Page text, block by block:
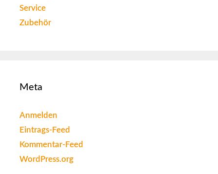
Service
Zubehör
Meta
Anmelden
Eintrags-Feed
Kommentar-Feed
WordPress.org